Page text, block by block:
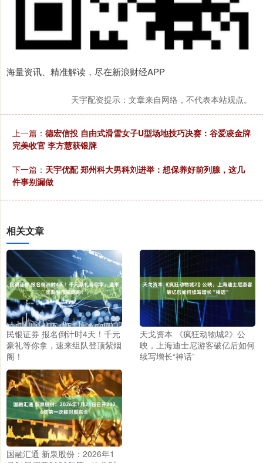
海量资讯、精准解读，尽在新浪财经APP
天宇配资提示：文章来自网络，不代表本站观点。
上一篇： 德宏信投 自由式滑雪女子U型场地技巧决赛：谷爱凌金牌
完美收官 李方慧获银牌
下一篇： 天宇优配 郑州科大男科刘进举：想保养好前列腺，这几
件事别漏做
相关文章
民银证券 报名倒计时4天！千元
豪礼等你拿，速来组队登顶紫烟
阁！
天戈资本 《疯狂动物城2》公
映，上海迪士尼游客破亿后如何
续写增长“神话”
国融汇通 新泉股份：2026年1